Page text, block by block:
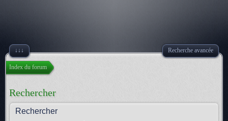
↓↓↓ Recherche avancée
Index du forum
Rechercher
Rechercher